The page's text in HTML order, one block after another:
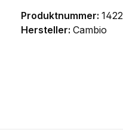
Produktnummer:
Hersteller: Cambio